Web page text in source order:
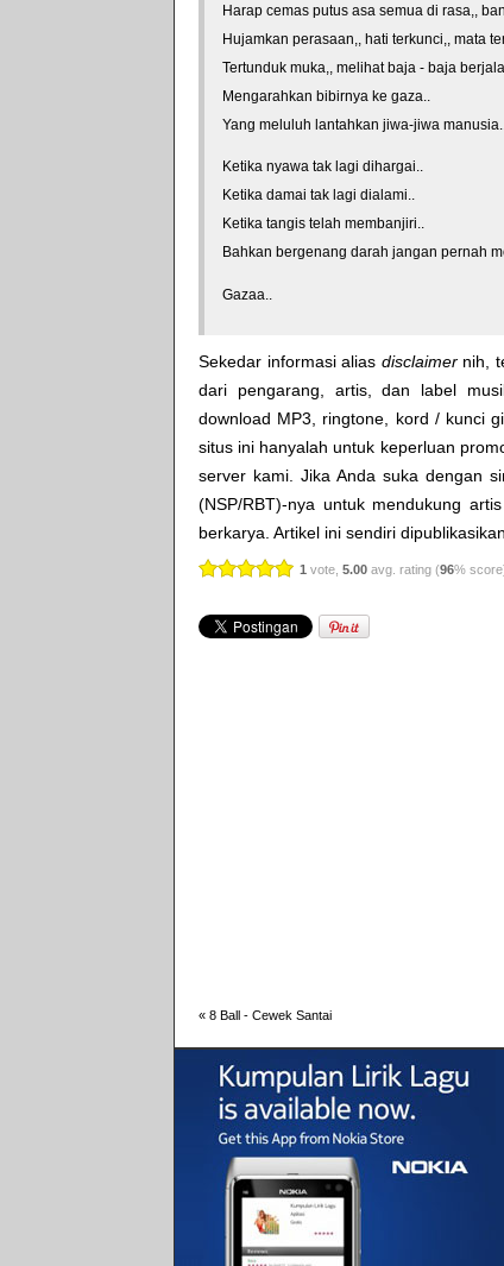
Harap cemas putus asa semua di rasa,,
Hujamkan perasaan,, hati terkunci,, mata
Tertunduk muka,, melihat baja - baja
Mengarahkan bibirnya ke gaza..
Yang meluluh lantahkan jiwa-jiwa manusia..
Ketika nyawa tak lagi dihargai..
Ketika damai tak lagi dialami..
Ketika tangis telah membanjiri..
Bahkan bergenang darah jangan pernah
Gazaa..
Sekedar informasi alias disclaimernih,
dari pengarang, artis, dan label
download MP3, ringtone, kord / kunci
situs ini hanyalah untuk keperluan
server kami. Jika Anda suka dengan
(NSP/RBT)-nya untuk mendukung
berkarya. Artikel ini sendiri
1 vote, 5.00 avg. rating (96%
« 8 Ball - Cewek Santai